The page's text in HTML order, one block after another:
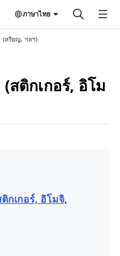
ภาษาไทย
เหรียญ, ฯลฯ)
สติกเกอร์, อิโม
กเกอร์, อิโมจิ,